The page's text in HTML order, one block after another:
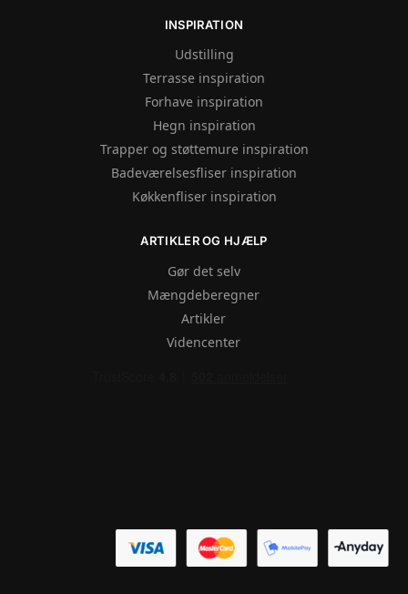
INSPIRATION
Udstilling
Terrasse inspiration
Forhave inspiration
Hegn inspiration
Trapper og støttemure inspiration
Badeværelsesfliser inspiration
Køkkenfliser inspiration
ARTIKLER OG HJÆLP
Gør det selv
Mængdeberegner
Artikler
Videncenter